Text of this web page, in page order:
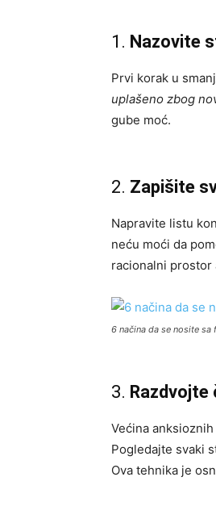
1. Nazovite
Prvi korak u
uplašeno zbog
gube moć.
2. Zapišite
Napravite listu
neću moći da
racionalni prostor
6 načina da se nosite
3. Razdvojte
Većina
Pogledajte svaki
Ova tehnika je